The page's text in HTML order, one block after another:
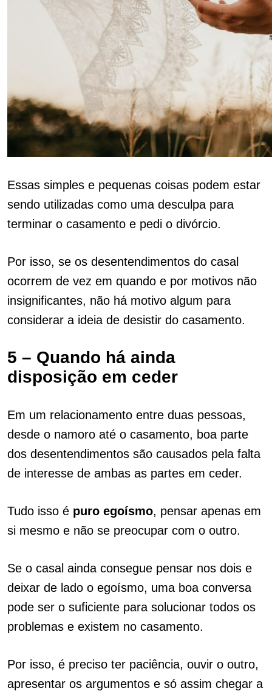
Essas simples e pequenas coisas podem estar
sendo utilizadas como uma desculpa para
terminar o casamento e pedi o divórcio.
Por isso, se os desentendimentos do casal
ocorrem de vez em quando e por motivos não
insignificantes, não há motivo algum para
considerar a ideia de desistir do casamento.
5 – Quando há ainda
disposição em ceder
Em um relacionamento entre duas pessoas,
desde o namoro até o casamento, boa parte
dos desentendimentos são causados pela falta
de interesse de ambas as partes em ceder.
Tudo isso é puro egoísmo, pensar apenas em
si mesmo e não se preocupar com o outro.
Se o casal ainda consegue pensar nos dois e
deixar de lado o egoísmo, uma boa conversa
pode ser o suficiente para solucionar todos os
problemas e existem no casamento.
Por isso, é preciso ter paciência, ouvir o outro,
apresentar os argumentos e só assim chegar a